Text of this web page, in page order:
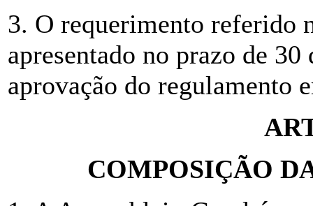
3. O requerimento referido
apresentado no prazo de
aprovação do regulamento
COMPOSIÇÃO